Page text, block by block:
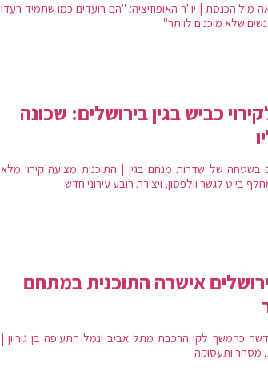
הכנסת | יו"ר האופוזיציה: "הם רועדים כמו שתמיד רעדו
שלא מוכנים לוותר"
כביש בגין בירושלים: שכונה
בשטח של כ-213 דונם בשטחה של שדרות מנחם בגין | התוכנית מציעה קירוי מלא
אישרה התוכנית במתחם
כהמשך לקו הרכבת מתל אביב ונמל התעופה בן גוריון |
מסחר ותעסוקה